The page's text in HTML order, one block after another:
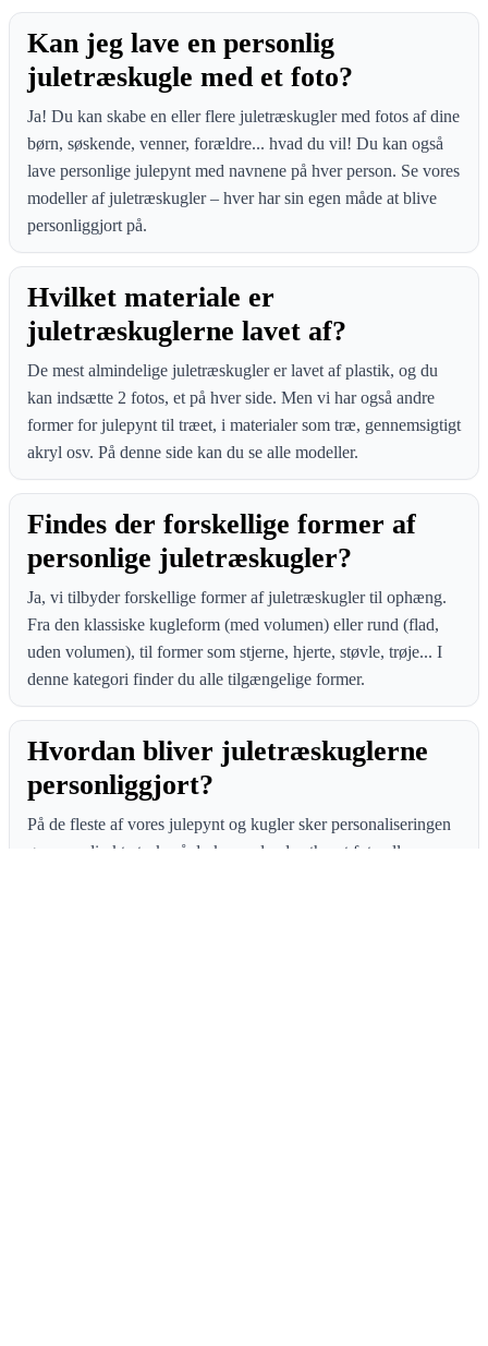
Kan jeg lave en personlig
juletræskugle med et foto?
Ja! Du kan skabe en eller flere juletræskugler med fotos af dine
børn, søskende, venner, forældre... hvad du vil! Du kan også
lave personlige julepynt med navnene på hver person. Se vores
modeller af juletræskugler – hver har sin egen måde at blive
personliggjort på.
Hvilket materiale er
juletræskuglerne lavet af?
De mest almindelige juletræskugler er lavet af plastik, og du
kan indsætte 2 fotos, et på hver side. Men vi har også andre
former for julepynt til træet, i materialer som træ, gennemsigtigt
akryl osv. På denne side kan du se alle modeller.
Findes der forskellige former af
personlige juletræskugler?
Ja, vi tilbyder forskellige former af juletræskugler til ophæng.
Fra den klassiske kugleform (med volumen) eller rund (flad,
uden volumen), til former som stjerne, hjerte, støvle, trøje... I
denne kategori finder du alle tilgængelige former.
Hvordan bliver juletræskuglerne
personliggjort?
På de fleste af vores julepynt og kugler sker personaliseringen
gennem direkte tryk, så du kan uploade ethvert foto eller